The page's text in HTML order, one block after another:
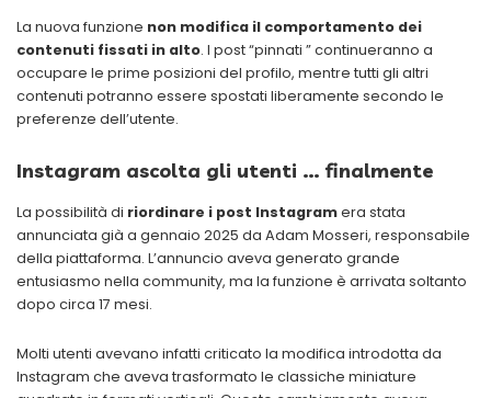
La nuova funzione non modifica il comportamento dei
contenuti fissati in alto. I post “pinnati ” continueranno a
occupare le prime posizioni del profilo, mentre tutti gli altri
contenuti potranno essere spostati liberamente secondo le
preferenze dell’utente.
Instagram ascolta gli utenti … finalmente
La possibilità di riordinare i post Instagramera stata
annunciata già a gennaio 2025 da Adam Mosseri, responsabile
della piattaforma. L’annuncio aveva generato grande
entusiasmo nella community, ma la funzione è arrivata soltanto
dopo circa 17 mesi.
Molti utenti avevano infatti criticato la modifica introdotta da
Instagram che aveva trasformato le classiche miniature